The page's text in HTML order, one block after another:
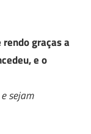
graças a
e o
sejam